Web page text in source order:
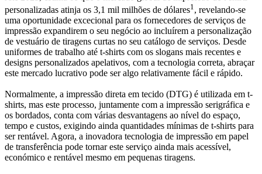
personalizadas atinja os 3,1 mil milhões de dólares1 , revelando-se
uma oportunidade excecional para os fornecedores de serviços de
impressão expandirem o seu negócio ao incluírem a personalização
de vestuário de tiragens curtas no seu catálogo de serviços. Desde
uniformes de trabalho até t-shirts com os slogans mais recentes e
designs personalizados apelativos, com a tecnologia correta, abraçar
este mercado lucrativo pode ser algo relativamente fácil e rápido.
Normalmente, a impressão direta em tecido (DTG) é utilizada em t-
shirts, mas este processo, juntamente com a impressão serigráfica e
os bordados, conta com várias desvantagens ao nível do espaço,
tempo e custos, exigindo ainda quantidades mínimas de t-shirts para
ser rentável. Agora, a inovadora tecnologia de impressão em papel
de transferência pode tornar este serviço ainda mais acessível,
económico e rentável mesmo em pequenas tiragens.